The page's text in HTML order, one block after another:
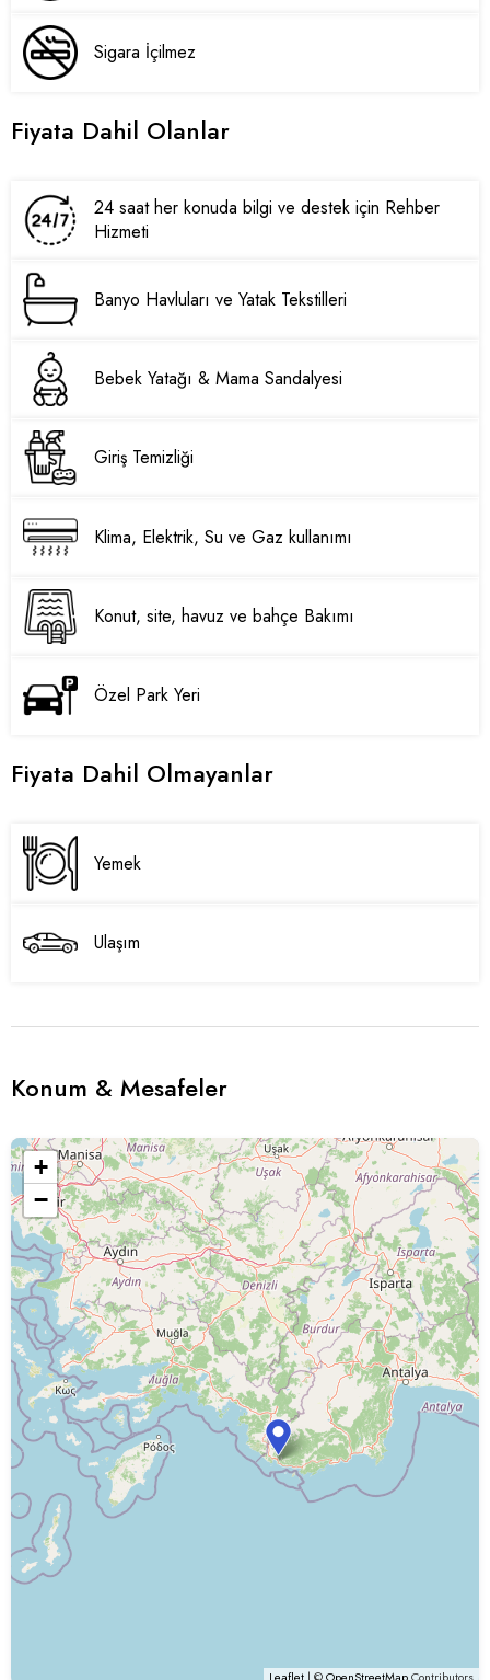
Sigara İçilmez
Fiyata Dahil Olanlar
24 saat her konuda bilgi ve destek için Rehber
Hizmeti
Banyo Havluları ve Yatak Tekstilleri
Bebek Yatağı & Mama Sandalyesi
Giriş Temizliği
Klima, Elektrik, Su ve Gaz kullanımı
Konut, site, havuz ve bahçe Bakımı
Özel Park Yeri
Fiyata Dahil Olmayanlar
Yemek
Ulaşım
Konum & Mesafeler
+
−